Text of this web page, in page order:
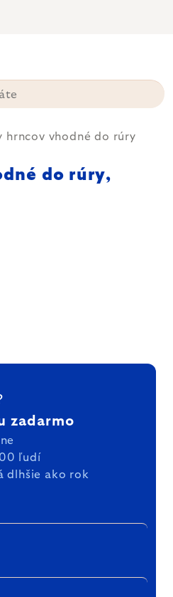
hrncov vhodné do rúry
do rúry,
zadarmo
ľudí
dlhšie ako rok